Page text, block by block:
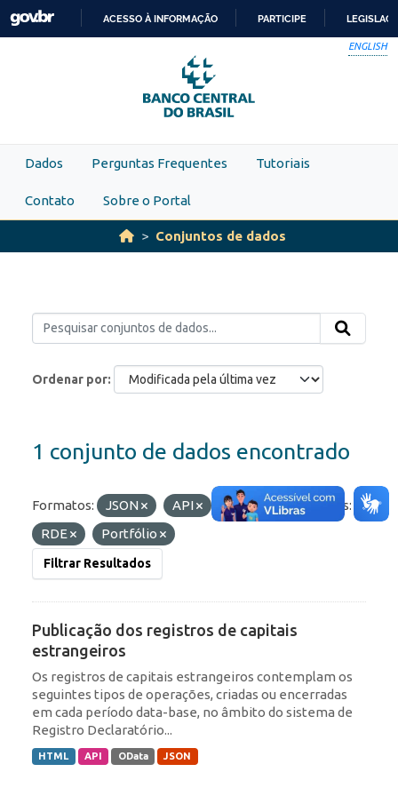
Skip to main content
PARA
O
CONTEÚDO
ACESSO À INFORMAÇÃO PARTICIPE
ENGLISH
Dados Perguntas Frequentes Tutoriais
Contato Sobre o Portal
Conjuntos de dados
Ordenar por
1 conjunto de dados encontrado
Formatos: JSON API OData
Etiquetas:
RDE
Portfólio
Filtrar Resultados
Publicação dos registros de capitais
estrangeiros
Os registros de capitais estrangeiros contemplam os
seguintes tipos de operações, criadas ou encerradas
em cada período data-base, no âmbito do sistema de
Registro Declaratório...
HTML API OData JSON